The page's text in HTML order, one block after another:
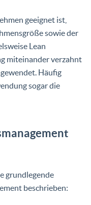
geeignet ist,
sowie der
Lean
miteinander verzahnt
Häufig
sogar die
grundlegende
beschrieben: